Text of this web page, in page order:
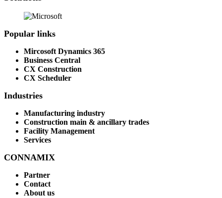
Popular links
Mircosoft Dynamics 365
Business Central
CX Construction
CX Scheduler
Industries
Manufacturing industry
Construction main & ancillary trades
Facility Management
Services
CONNAMIX
Partner
Contact
About us